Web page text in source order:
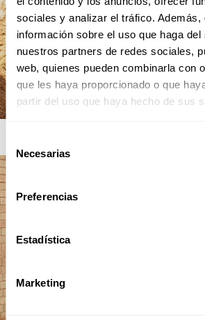
sociales y analizar el tráfico. Además,
información sobre el uso que haga del
nuestros partners de redes sociales,
web, quienes pueden combinarla con
que les haya proporcionado o que
partir del uso que haya hecho de sus
de
consentimiento
Necesarias
Preferencias
Estadística
Marketing